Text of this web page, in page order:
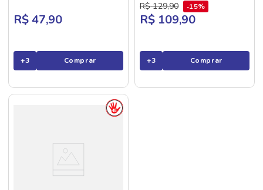
R$ 47,90
+3 Comprar
R$ 129,90 15%
R$ 109,90
+3 Comprar